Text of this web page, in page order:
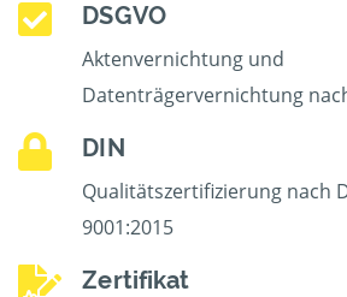
DSGVO
Aktenvernichtung und
Datenträgervernichtung
DIN
Qualitätszertifizierung nach
9001:2015
Zertifikat